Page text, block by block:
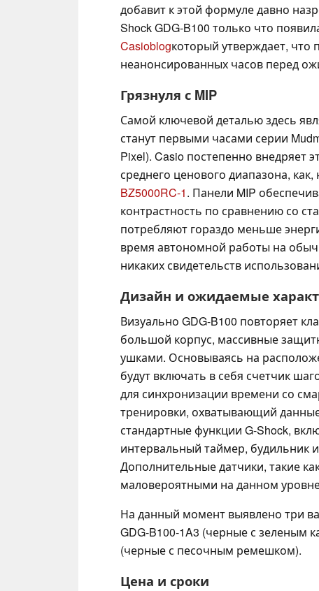
добавит к этой формуле давно
Shock GDG-B100 только что
Casioblogкоторый утверждает, что
неанонсированных часов перед
Грязнуля с MIP
Самой ключевой деталью здесь
станут первыми часами серии
Pixel). Casio постепенно внедряет
среднего ценового диапазона,
BZ5000RC-1. Панели MIP
контрастность по сравнению со
потребляют гораздо меньше
время автономной работы на
никаких свидетельств
Дизайн и ожидаемые
Визуально GDG-B100 повторяет
большой корпус, массивные
ушками. Основываясь на
будут включать в себя счетчик
для синхронизации времени со
тренировки, охватывающий
стандартные функции G-Shock,
интервальный таймер, будильник
Дополнительные датчики, такие
маловероятными на данном
На данный момент выявлено три
GDG-B100-1A3 (черные с зеленым
(черные с песочным ремешком).
Цена и сроки